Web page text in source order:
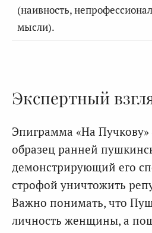
(наивность,
мысли).
Экспертный
Эпиграмма «На
образец ранней
демонстрирующий его
строфой уничтожить
Важно понимать, что
личность женщины, а